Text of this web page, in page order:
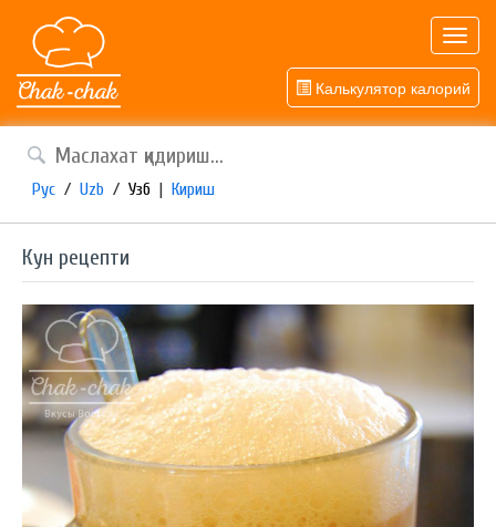
Калькулятор калорий
Рус / Uzb / Узб | Кириш
Кун рецепти